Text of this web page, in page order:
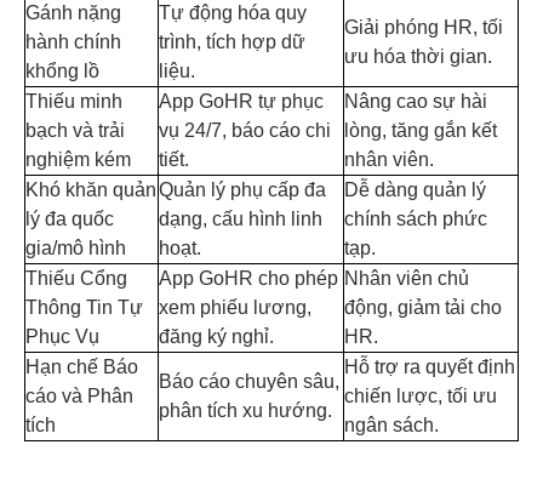
Gánh nặng
hành chính
khổng lồ
Tự động hóa quy
trình, tích hợp dữ
liệu.
Giải phóng HR, tối
ưu hóa thời gian.
Thiếu minh
bạch và trải
nghiệm kém
App GoHR tự phục
vụ 24/7, báo cáo chi
tiết.
Nâng cao sự hài
lòng, tăng gắn kết
nhân viên.
Khó khăn quản
lý đa quốc
gia/mô hình
Quản lý phụ cấp đa
dạng, cấu hình linh
hoạt.
Dễ dàng quản lý
chính sách phức
tạp.
Thiếu Cổng
Thông Tin Tự
Phục Vụ
App GoHR cho phép
xem phiếu lương,
đăng ký nghỉ.
Nhân viên chủ
động, giảm tải cho
HR.
Hạn chế Báo
cáo và Phân
tích
Báo cáo chuyên sâu,
phân tích xu hướng.
Hỗ trợ ra quyết định
chiến lược, tối ưu
ngân sách.